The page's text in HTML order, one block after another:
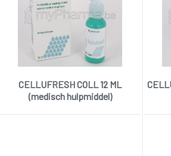
CELLUFRESH COLL 12 ML
(medisch hulpmiddel)